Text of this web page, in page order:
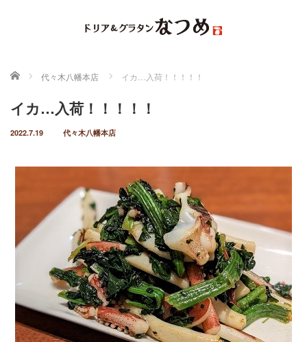
ホーム 代々木八幡本店 イカ…入荷！！！！！
イカ…入荷！！！！！
2022.7.19 代々木八幡本店